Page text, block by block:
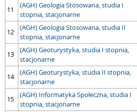
11
(AGH) Geologia Stosowana, studia I
stopnia, stacjonarne
12
(AGH) Geologia Stosowana, studia II
stopnia, stacjonarne
13
(AGH) Geoturystyka, studia I stopnia,
stacjonarne
14
(AGH) Geoturystyka, studia II stopnia,
stacjonarne
15
(AGH) Informatyka Społeczna, studia I
stopnia, stacjonarne